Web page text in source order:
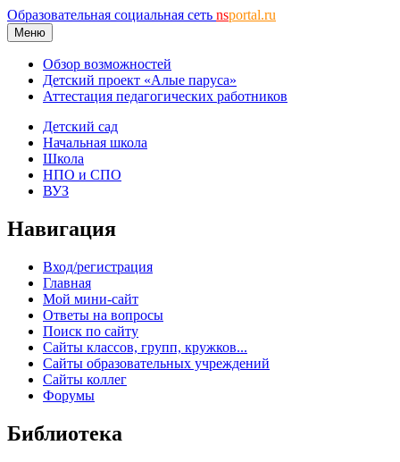
Образовательная социальная сеть nsportal.ru
Меню
Обзор возможностей
Детский проект «Алые паруса»
Аттестация педагогических работников
Детский сад
Начальная школа
Школа
НПО и СПО
ВУЗ
Навигация
Вход/регистрация
Главная
Мой мини-сайт
Ответы на вопросы
Поиск по сайту
Сайты классов, групп, кружков...
Сайты образовательных учреждений
Сайты коллег
Форумы
Библиотека